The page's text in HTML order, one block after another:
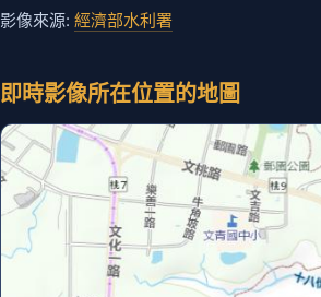
影像來源: 經濟部水利署
即時影像所在位置的地圖